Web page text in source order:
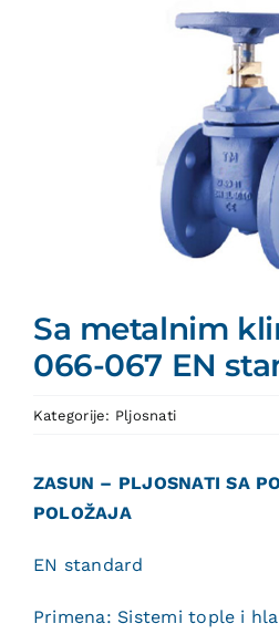
Sa metalnim
066-067 EN
Kategorije: Pljosnati
ZASUN – PLJOSNATI SA
POLOŽAJA
EN standard
Primena: Sistemi tople i